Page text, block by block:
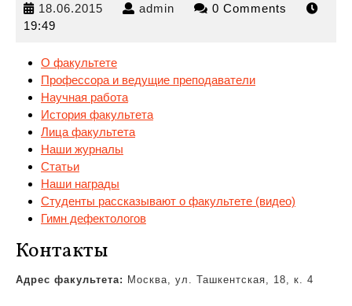
18.06.2015 18.06.2015
admin admin 0 Comments
19:49
О факультете
Профессора и ведущие преподаватели
Научная работа
История факультета
Лица факультета
Наши журналы
Статьи
Наши награды
Студенты рассказывают о факультете (видео)
Гимн дефектологов
Контакты
Адрес факультета: Москва, ул. Ташкентская, 18, к. 4